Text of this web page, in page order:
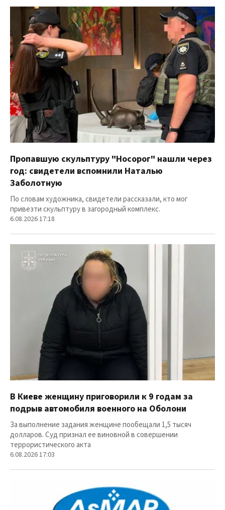
Пропавшую скульптуру "Носорог" нашли через
год: свидетели вспомнили Наталью
Заболотную
По словам художника, свидетели рассказали, кто мог
привезти скульптуру в загородный комплекс.
6.08.2026 17:18
В Киеве женщину приговорили к 9 годам за
подрыв автомобиля военного на Оболони
За выполнение задания женщине пообещали 1,5 тысяч
долларов. Суд признал ее виновной в совершении
террористического акта
6.08.2026 17:03